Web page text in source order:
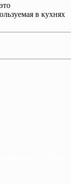
в кухнях